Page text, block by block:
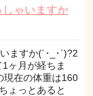
ゃいますか
ますか(´･_･`)?2
ヶ月が経ちま
現在の体重は160
ょっとあると